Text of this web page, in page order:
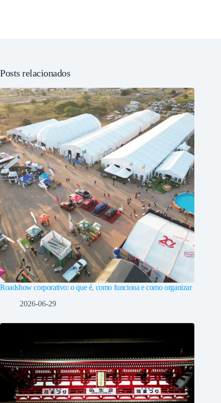
Posts relacionados
Roadshow corporativo: o que é, como funciona e como organizar
2026-06-29